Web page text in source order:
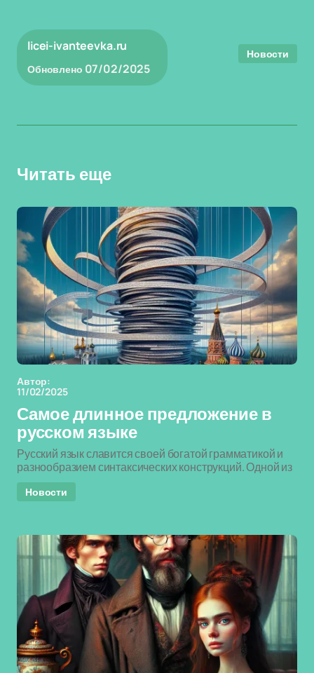
licei-ivanteevka.ru
Обновлено 07/02/2025
Новости
Читать еще
Автор:
11/02/2025
Самое длинное предложение в
русском языке
Русский язык славится своей богатой грамматикой и
разнообразием синтаксических конструкций. Одной из
Новости